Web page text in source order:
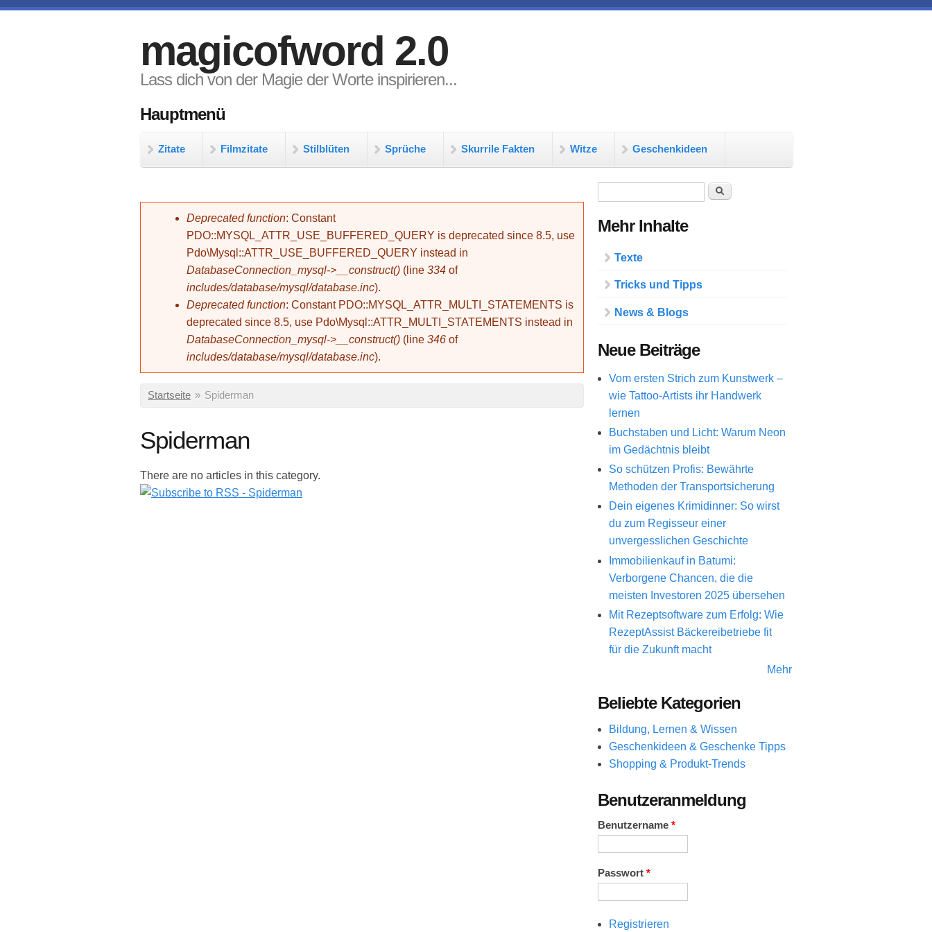
magicofword 2.0
Lass dich von der Magie der Worte inspirieren...
Hauptmenü
Zitate Filmzitate Stilblüten Sprüche Skurrile Fakten Witze Geschenkideen
Fehlermeldung
Deprecated function: Constant
PDO::MYSQL_ATTR_USE_BUFFERED_QUERY is deprecated since 8.5, use
Pdo\Mysql::ATTR_USE_BUFFERED_QUERY instead in
DatabaseConnection_mysql->__construct() (line 334 of
includes/database/mysql/database.inc).
Deprecated function: Constant PDO::MYSQL_ATTR_MULTI_STATEMENTS is
deprecated since 8.5, use Pdo\Mysql::ATTR_MULTI_STATEMENTS instead in
DatabaseConnection_mysql->__construct() (line 346 of
includes/database/mysql/database.inc).
Sie sind hier
Startseite » Spiderman
Spiderman
There are no articles in this category.
Suche
Mehr Inhalte
Texte
Tricks und Tipps
News & Blogs
Neue Beiträge
Vom ersten Strich zum Kunstwerk –
wie Tattoo-Artists ihr Handwerk
lernen
Buchstaben und Licht: Warum Neon
im Gedächtnis bleibt
So schützen Profis: Bewährte
Methoden der Transportsicherung
Dein eigenes Krimidinner: So wirst
du zum Regisseur einer
unvergesslichen Geschichte
Immobilienkauf in Batumi:
Verborgene Chancen, die die
meisten Investoren 2025 übersehen
Mit Rezeptsoftware zum Erfolg: Wie
RezeptAssist Bäckereibetriebe fit
für die Zukunft macht
Mehr
Beliebte Kategorien
Bildung, Lernen & Wissen
Geschenkideen & Geschenke Tipps
Shopping & Produkt-Trends
Benutzeranmeldung
Benutzername *
Passwort *
Registrieren